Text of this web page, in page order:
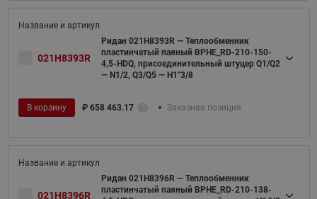
021H8393R
Ридан 021H8393R — Теплообменник
пластинчатый паяный BPHE_RD-210-150-
4,5-HDQ, присоединительный штуцер Q1/Q2
— N1/2, Q3/Q5 — H1"3/8
В корзину ₽ 658 463.17 Заказная позиция
021H8396R
Ридан 021H8396R — Теплообменник
пластинчатый паяный BPHE_RD-210-138-